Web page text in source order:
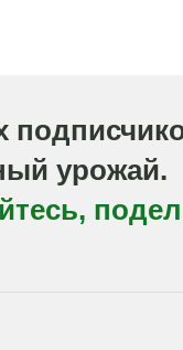
урожай.